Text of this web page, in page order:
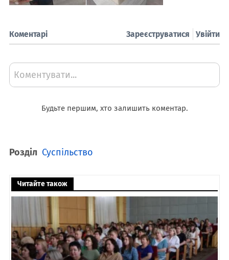
Коментарі Увійти
Зареєструватися
Коментувати...
Будьте першим, хто залишить коментар.
Розділ Суспільство
Читайте також